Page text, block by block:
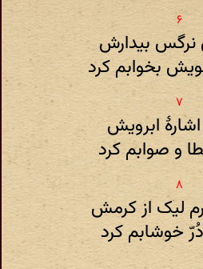
بیدارش
بخوابم کرد
ابرویش
و صوابم کرد
لیک از کرمش
خوشابم کرد